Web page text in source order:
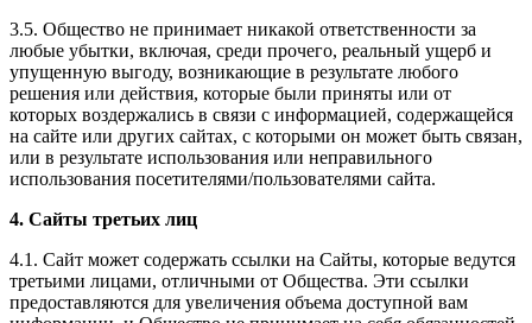
3.5. Общество не принимает никакой ответственности за
любые убытки, включая, среди прочего, реальный ущерб и
упущенную выгоду, возникающие в результате любого
решения или действия, которые были приняты или от
которых воздержались в связи с информацией, содержащейся
на сайте или других сайтах, с которыми он может быть связан,
или в результате использования или неправильного
использования посетителями/пользователями сайта.
4. Сайты третьих лиц
4.1. Сайт может содержать ссылки на Сайты, которые ведутся
третьими лицами, отличными от Общества. Эти ссылки
предоставляются для увеличения объема доступной вам